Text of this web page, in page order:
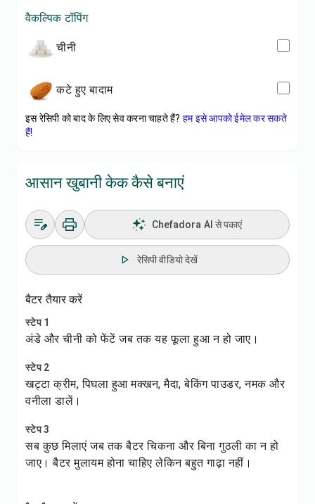
वैकल्पिक टॉपिंग
चीनी
कटे हुए बादाम
इस रेसिपी को बाद के लिए सेव करना चाहते हैं? हम इसे आपको ईमेल कर सकते
हैं!
आसान खुबानी केक कैसे बनाएं
Chefadora AI से पकाएं
रेसिपी वीडियो देखें
बैटर तैयार करें
स्टेप 1
अंडे और चीनी को फेंटें जब तक यह फूला हुआ न हो जाए।
स्टेप 2
खट्टा क्रीम, पिघला हुआ मक्खन, मैदा, बेकिंग पाउडर, नमक और
वनीला डालें।
स्टेप 3
सब कुछ मिलाएं जब तक बैटर चिकना और बिना गुठली का न हो
जाए। बैटर मुलायम होना चाहिए लेकिन बहुत गाढ़ा नहीं।